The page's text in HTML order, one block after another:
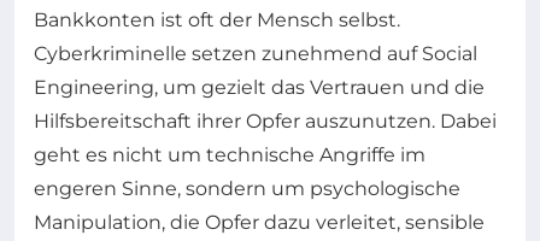
Bankkonten ist oft der Mensch selbst.
Cyberkriminelle setzen zunehmend auf Social
Engineering, um gezielt das Vertrauen und die
Hilfsbereitschaft ihrer Opfer auszunutzen. Dabei
geht es nicht um technische Angriffe im
engeren Sinne, sondern um psychologische
Manipulation, die Opfer dazu verleitet, sensible